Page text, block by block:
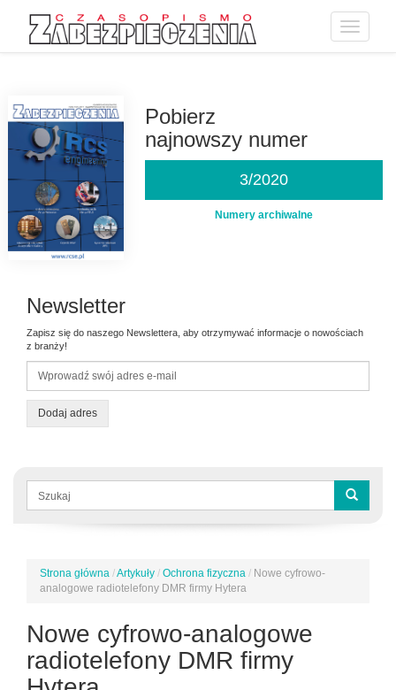
Toggle
Pobierz
najnowszy numer
3/2020
Numery archiwalne
Newsletter
Zapisz się do naszego Newslettera, aby otrzymywać informacje o nowościach
z branży!
Dodaj adres
Formularz
wyszukiwania
Jesteś
tutaj
Strona główna /Artykuły / Ochrona fizyczna / Nowe cyfrowo-
analogowe radiotelefony DMR firmy Hytera
Nowe cyfrowo-analogowe
radiotelefony DMR firmy